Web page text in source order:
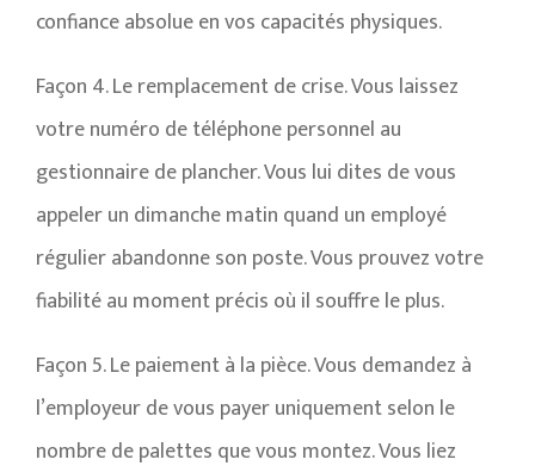
confiance absolue en vos capacités physiques.
Façon 4. Le remplacement de crise. Vous laissez
votre numéro de téléphone personnel au
gestionnaire de plancher. Vous lui dites de vous
appeler un dimanche matin quand un employé
régulier abandonne son poste. Vous prouvez votre
fiabilité au moment précis où il souffre le plus.
Façon 5. Le paiement à la pièce. Vous demandez à
l’employeur de vous payer uniquement selon le
nombre de palettes que vous montez. Vous liez